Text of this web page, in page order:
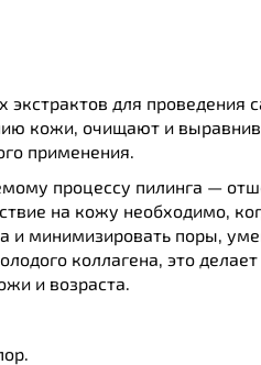
для проведения
кожи, очищают и
применения.
процессу пилинга —
на кожу необходимо,
и минимизировать поры,
коллагена, это
и возраста.